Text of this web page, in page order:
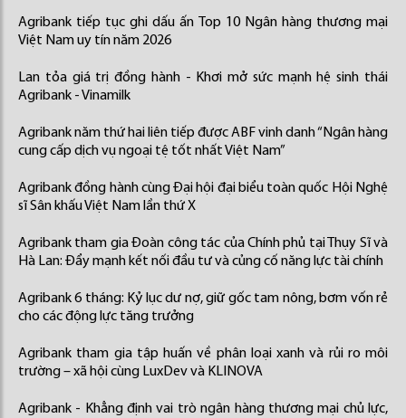
Agribank tiếp tục ghi dấu ấn Top 10 Ngân hàng thương mại
Việt Nam uy tín năm 2026
Lan tỏa giá trị đồng hành - Khơi mở sức mạnh hệ sinh thái
Agribank - Vinamilk
Agribank năm thứ hai liên tiếp được ABF vinh danh “Ngân hàng
cung cấp dịch vụ ngoại tệ tốt nhất Việt Nam”
Agribank đồng hành cùng Đại hội đại biểu toàn quốc Hội Nghệ
sĩ Sân khấu Việt Nam lần thứ X
Agribank tham gia Đoàn công tác của Chính phủ tại Thụy Sĩ và
Hà Lan: Đẩy mạnh kết nối đầu tư và củng cố năng lực tài chính
Agribank 6 tháng: Kỷ lục dư nợ, giữ gốc tam nông, bơm vốn rẻ
cho các động lực tăng trưởng
Agribank tham gia tập huấn về phân loại xanh và rủi ro môi
trường – xã hội cùng LuxDev và KLINOVA
Agribank - Khẳng định vai trò ngân hàng thương mại chủ lực,